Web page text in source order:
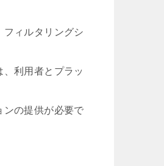
ィルタリングシ
利用者とプラッ
ンの提供が必要で